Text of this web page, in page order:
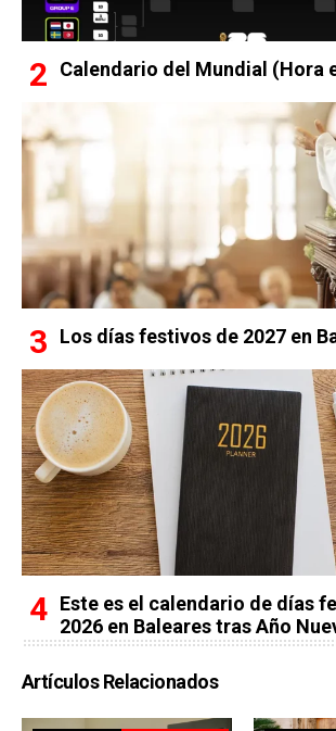
Calendario del Mundial (Hora
Los días festivos de 2027 en
Este es el calendario de días
2026 en Baleares tras Año
Artículos Relacionados